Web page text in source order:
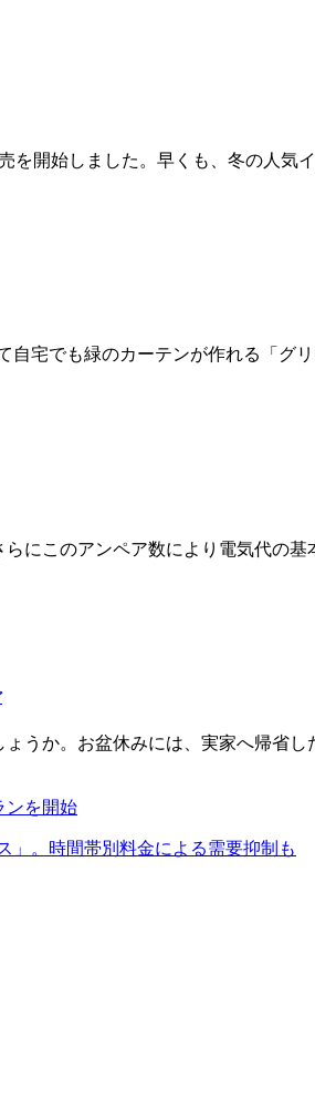
を開始しました。早くも、冬の人
宅でも緑のカーテンが作れる「グ
にこのアンペア数により電気代の
うか。お盆休みには、実家へ帰省
ンを開始
」。時間帯別料金による需要抑制も